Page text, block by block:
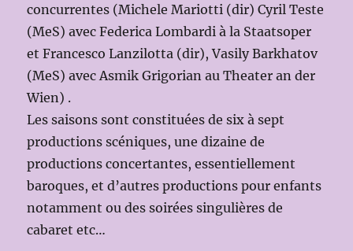
concurrentes (Michele Mariotti (dir) Cyril Teste
(MeS) avec Federica Lombardi à la Staatsoper
et Francesco Lanzilotta (dir), Vasily Barkhatov
(MeS) avec Asmik Grigorian au Theater an der
Wien) .
Les saisons sont constituées de six à sept
productions scéniques, une dizaine de
productions concertantes, essentiellement
baroques, et d’autres productions pour enfants
notamment ou des soirées singulières de
cabaret etc…